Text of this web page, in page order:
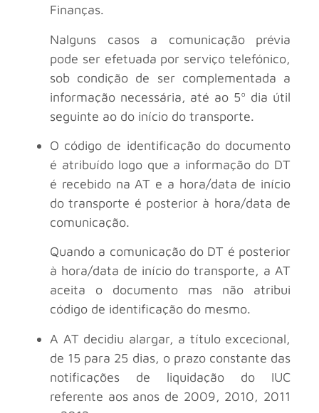
Finanças.
Nalguns casos a comunicação prévia
pode ser efetuada por serviço telefónico,
sob condição de ser complementada a
informação necessária, até ao 5º dia útil
seguinte ao do início do transporte.
O código de identificação do documento
é atribuído logo que a informação do DT
é recebido na AT e a hora/data de início
do transporte é posterior à hora/data de
comunicação.
Quando a comunicação do DT é posterior
à hora/data de início do transporte, a AT
aceita o documento mas não atribui
código de identificação do mesmo.
A AT decidiu alargar, a título excecional,
de 15 para 25 dias, o prazo constante das
notificações de liquidação do IUC
referente aos anos de 2009, 2010, 2011